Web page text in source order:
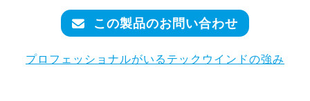
この製品のお問い合わせ
プロフェッショナルがいるテックウインドの強み